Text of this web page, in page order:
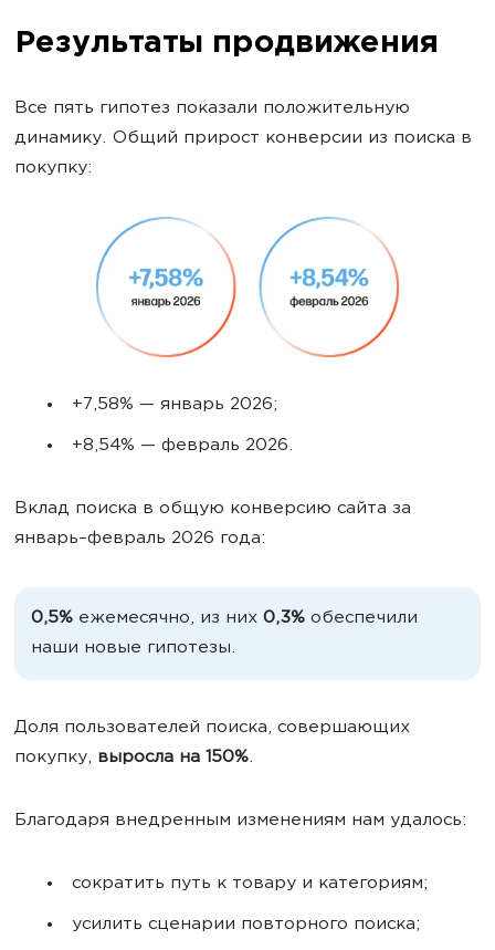
Результаты продвижения
Все пять гипотез показали положительную
динамику. Общий прирост конверсии из поиска в
покупку:
+7,58% — январь 2026;
+8,54% — февраль 2026.
Вклад поиска в общую конверсию сайта за
январь–февраль 2026 года:
0,5% ежемесячно, из них 0,3% обеспечили
наши новые гипотезы.
Доля пользователей поиска, совершающих
покупку, выросла на 150%.
Благодаря внедренным изменениям нам удалось:
сократить путь к товару и категориям;
усилить сценарии повторного поиска;